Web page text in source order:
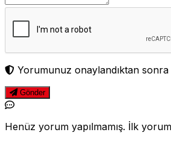
Yorumunuz onaylandıktan sonra
Gönder
Henüz yorum yapılmamış. İlk